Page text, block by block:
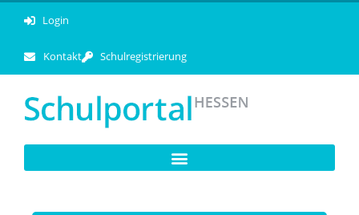
Login
Kontakt Schulregistrierung